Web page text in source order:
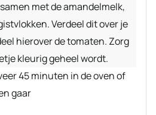
met de amandelmelk,
Verdeel dit over je
hierover de tomaten. Zorg
kleurig geheel wordt.
45 minuten in de oven of
gaar